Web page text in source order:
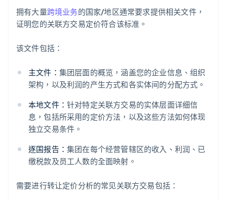
拥有大量跨境业务的国家/地区通常要求提供相关文件，
证明您的关联方交易定价符合该标准。
该文件包括：
主文件： 集团层面的概览，涵盖您的企业信息、组织
架构，以及利润的产生方式和各实体间的分配方式。
本地文件： 针对特定关联方交易的实体层面详细信
息，包括所采用的定价方法，以及这些方法如何体现
独立交易条件。
逐国报告： 集团在每个经营管辖区的收入、利润、已
缴税款及员工人数的全面映射。
需要进行转让定价分析的常见关联方交易包括：